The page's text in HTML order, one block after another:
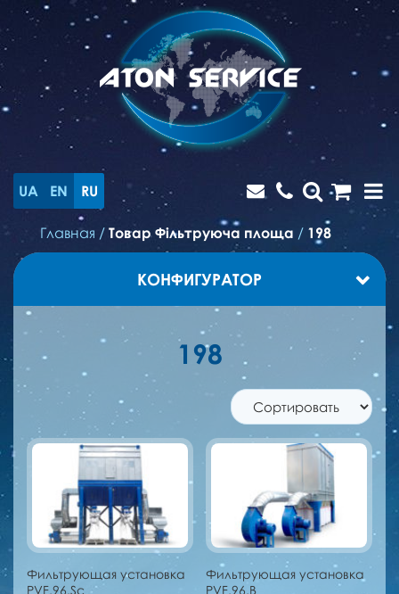
UA EN RU
Главная / Товар Фільтруюча площа / 198
КОНФИГУРАТОР
198
Фильтрующая установка
PVF.96.Sc
Фильтрующая установка
PVF.96.B